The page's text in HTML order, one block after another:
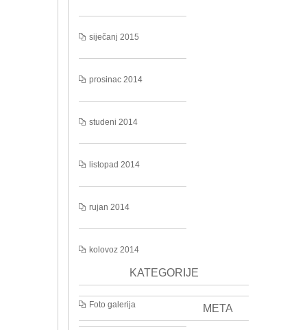
siječanj 2015
prosinac 2014
studeni 2014
listopad 2014
rujan 2014
kolovoz 2014
KATEGORIJE
Foto galerija META